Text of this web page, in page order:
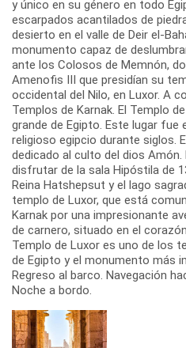
y único en su género en todo
escarpados acantilados de
desierto en el valle de Deir el-
monumento capaz de
ante los Colosos de Memnón,
Amenofis III que presidían su
occidental del Nilo, en Luxor. A
Templos de Karnak. El Templo
grande de Egipto. Este lugar
religioso egipcio durante siglos.
dedicado al culto del dios Amón.
disfrutar de la sala Hipóstila de
Reina Hatshepsut y el lago
templo de Luxor, que está
Karnak por una impresionante
de carnero, situado en el
Templo de Luxor es uno de los
de Egipto y el monumento más
Regreso al barco. Navegación
Noche a bordo.